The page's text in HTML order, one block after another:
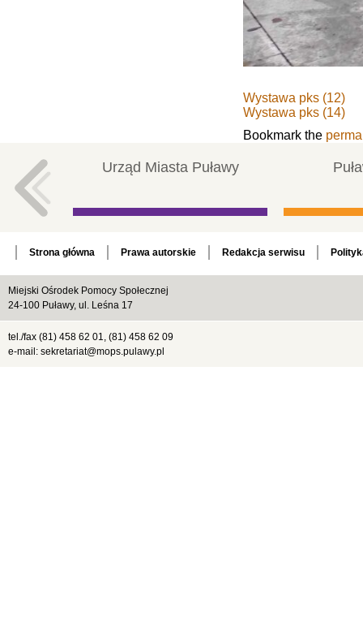
Wystawa pks (12)
Wystawa pks (14)
Bookmark the
Urząd Miasta Puławy
Strona główna Prawa autorskie Redakcja serwisu
Miejski Ośrodek Pomocy Społecznej
24-100 Puławy, ul. Leśna 17
tel./fax (81) 458 62 01, (81) 458 62 09
e-mail: sekretariat@mops.pulawy.pl